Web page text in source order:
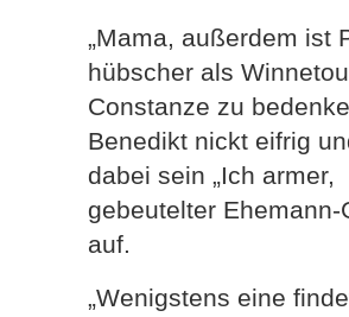
„Mama, außerdem ist
hübscher als
Constanze zu
Benedikt nickt eifrig
dabei sein „Ich armer,
gebeutelter Ehemann-
auf.
„Wenigstens eine